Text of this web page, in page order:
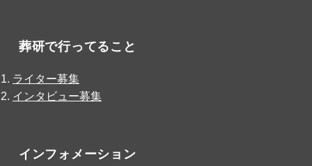
葬研で行ってること
ライター募集
インタビュー募集
インフォメーション